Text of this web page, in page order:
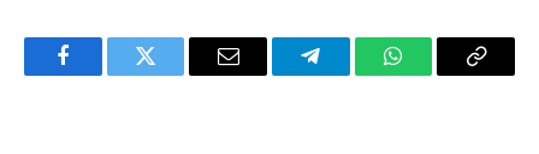
FacebookTwitter Email TelegramWhatsAppCopy